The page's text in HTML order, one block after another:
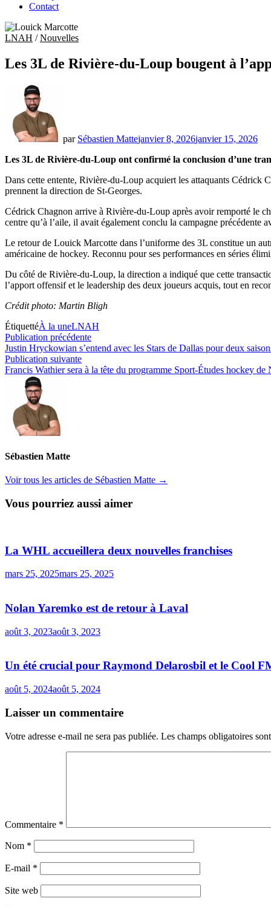
Contact
LNAH /Nouvelles
Les 3L de Rivière-du-Loup bougent à
par Sébastien Mattejanvier 8, 2026janvier 15, 2026
Les 3L de Rivière-du-Loup ont confirmé la conclusion d’une
Dans cette entente, Rivière-du-Loup acquiert les attaquants Cédrick
prennent la direction de St-Georges.
Cédrick Chagnon arrive à Rivière-du-Loup après avoir remporté le
centre qu’à l’aile, il avait également conclu la campagne précédente
Le retour de Louick Marcotte dans l’uniforme des 3L constitue un
américaine de hockey. Reconnu pour ses performances en séries
Du côté de Rivière-du-Loup, la direction a indiqué que cette
l’apport offensif et le leadership des deux joueurs acquis, tout en
Crédit photo: Martin Bligh
ÉtiquettéÀ la uneLNAH
Navigation
de
l’article
Publication précédentePublication
précédente :
Justin Hryckowian s’entend avec les Stars de Dallas pour deux
Publication suivantePublication
suivante :
Francis Wathier sera à la tête du programme Sport-Études hockey de
Sébastien Matte
Voir tous les articles de Sébastien Matte →
Vous pourriez aussi aimer
La WHL accueillera deux nouvelles franchises
mars 25, 2025mars 25, 2025
Nolan Yaremko est de retour à Laval
août 3, 2023août 3, 2023
Un été crucial pour Raymond Delarosbil et le Cool
août 5, 2024août 5, 2024
Laisser un commentaire
Votre adresse e-mail ne sera pas publiée. Les champs obligatoires
Commentaire *
Nom *
E-mail *
Site web